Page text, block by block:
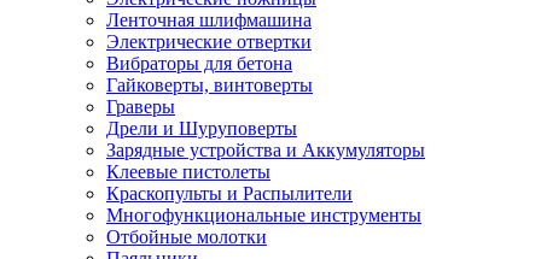
Ленточная шлифмашина
Электрические отвертки
Вибраторы для бетона
Гайковерты, винтоверты
Граверы
Дрели и Шуруповерты
Зарядные устройства и Аккумуляторы
Клеевые пистолеты
Краскопульты и Распылители
Многофункциональные инструменты
Отбойные молотки